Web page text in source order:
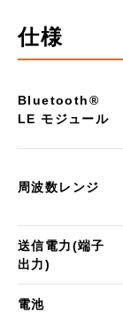
仕様
Bluetooth®︎
LE モジュール
周波数レンジ
送信電力(端子
出力)
電池